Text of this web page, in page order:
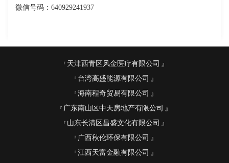
微信号码：640929241937
天津西青区风金医疗有限公司
台湾高盛能源有限公司
海南程奇贸易有限公司
广东南山区中天房地产有限公司
山东长清区昌盛文化有限公司
广西秋伦环保有限公司
江西天富金融有限公司